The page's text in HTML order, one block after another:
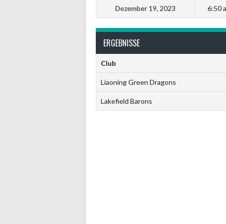
Dezember 19, 2023 6:50
ERGEBNISSE
Club
Liaoning Green Dragons
Lakefield Barons